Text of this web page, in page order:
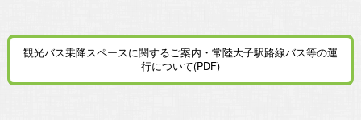
観光バス乗降スペースに関するご案内・常陸大子駅路線バス等の運
行について(PDF)